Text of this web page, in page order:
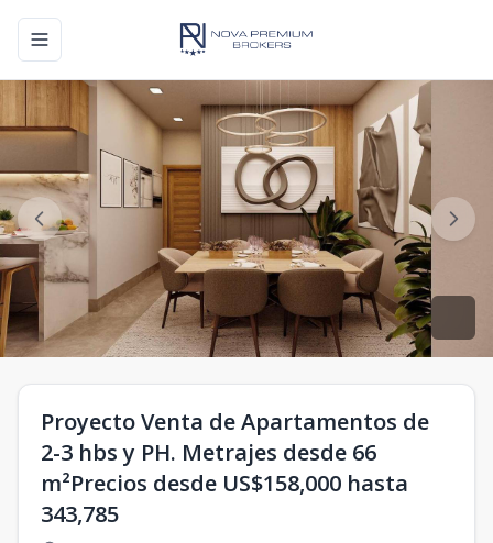
Toggle navigation menu
Proyecto Venta de Apartamentos de
2-3 hbs y PH. Metrajes desde 66
m²Precios desde US$158,000 hasta
343,785